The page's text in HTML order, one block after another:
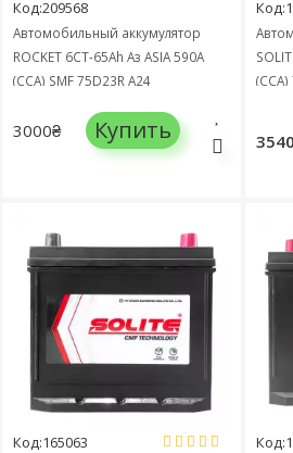
Код:209568
Автомобильный аккумулятор
ROCKET 6СТ-65Ah Аз ASIA 590А
(CCA) SMF 75D23R А24
3000₴ Купить
Код:165063